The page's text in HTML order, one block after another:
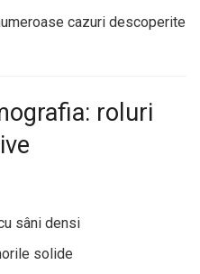
cazuri descoperite
roluri
sâni densi
solide